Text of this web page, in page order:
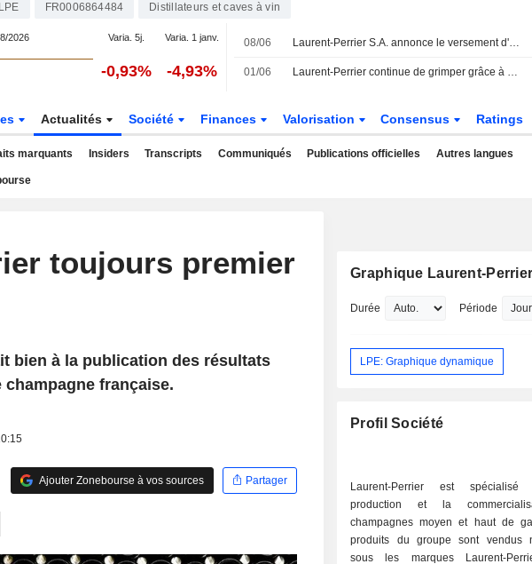
LPE FR0006864484 Distillateurs et caves à vin
2026 Varia. 5j. Varia. 1 janv.
-0,93% -4,93%
08/06 Laurent-Perrier S.A. annonce le versement d'un dividende annuel, payable le 31 août 2026
01/06 Laurent-Perrier continue de grimper grâce à Oddo BHF
Actualités Société Finances Valorisation Consensus Ratings
marquants Insiders Transcripts Communiqués Publications officielles Autres langues
toujours premier
bien à la publication des résultats
française.
Ajouter Zonebourse à vos sources
Partager
Graphique Laurent-Perrier
Durée Période
LPE: Graphique dynamique
Profil Société
Laurent-Perrier est
production et la
champagnes moyen et haut de
produits du groupe sont vendus
sous les marques Laurent-